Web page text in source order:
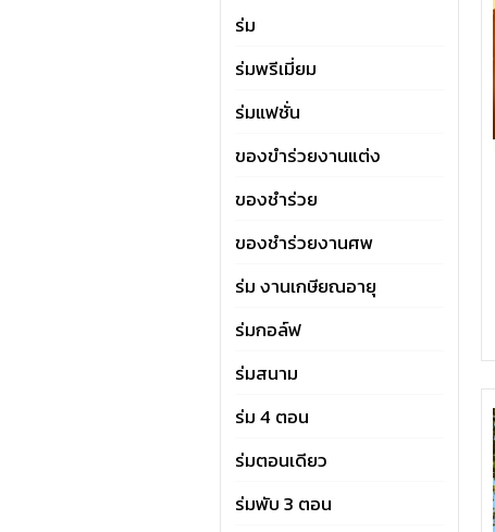
ร่ม
ร่มพรีเมี่ยม
ร่มแฟชั่น
ของขำร่วยงานแต่ง
ของชำร่วย
ของชำร่วยงานศพ
ร่ม งานเกษียณอายุ
ร่มกอล์ฟ
ร่มสนาม
ร่ม 4 ตอน
ร่มตอนเดียว
ร่มพับ 3 ตอน